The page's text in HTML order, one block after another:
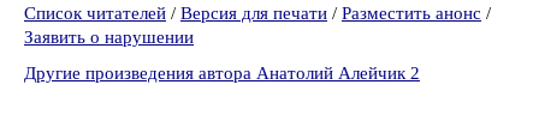
Список читателей / Версия для печати / Разместить анонс /
Заявить о нарушении
Другие произведения автора Анатолий Алейчик 2